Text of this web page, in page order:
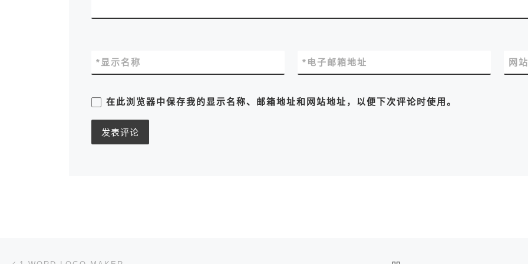
显示名称
* 电子邮箱地址
* 网
在此浏览器中保存我的显示名称、邮箱地址和网站地址，以便下次评论时使用。
文章导航